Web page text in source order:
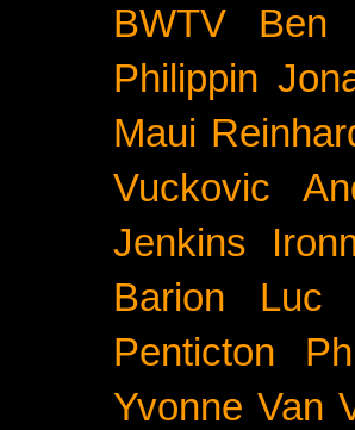
BWTV
Ben
Philippin
Maui
Vuckovic
Jenkins
Barion
Luc
Penticton
Yvonne Van